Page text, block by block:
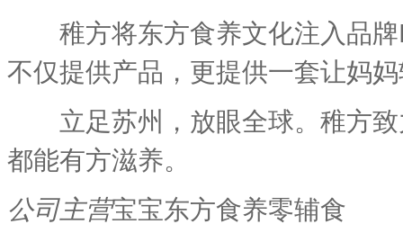
稚方将东方食养文化注入品牌
不仅提供产品，更提供一套让妈
立足苏州，放眼全球。稚方致
都能有方滋养。
公司主营宝宝东方食养零辅食